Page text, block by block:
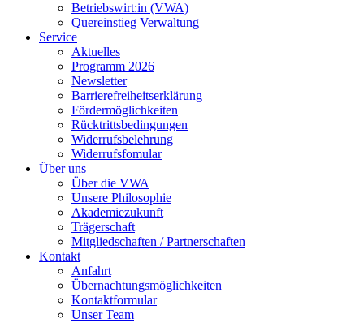
Betriebswirt:in (VWA)
Quereinstieg Verwaltung
Service
Aktuelles
Programm 2026
Newsletter
Barrierefreiheitserklärung
Fördermöglichkeiten
Rücktrittsbedingungen
Widerrufsbelehrung
Widerrufsfomular
Über uns
Über die VWA
Unsere Philosophie
Akademiezukunft
Trägerschaft
Mitgliedschaften / Partnerschaften
Kontakt
Anfahrt
Übernachtungsmöglichkeiten
Kontaktformular
Unser Team